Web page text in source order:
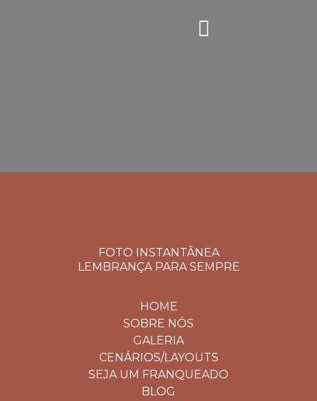
FOTO INSTANTÂNEA
LEMBRANÇA PARA SEMPRE
HOME
SOBRE NÓS
GALERIA
CENÁRIOS/LAYOUTS
SEJA UM FRANQUEADO
BLOG